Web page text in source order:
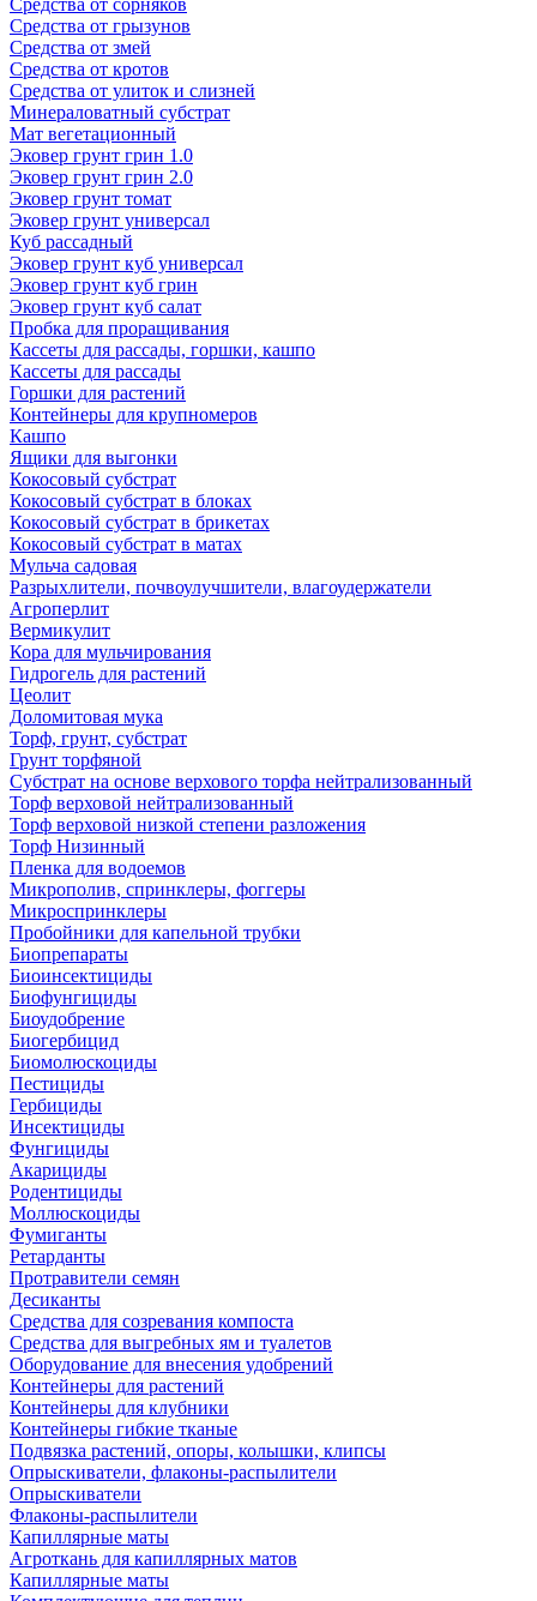
Средства от сорняков
Средства от грызунов
Средства от змей
Средства от кротов
Средства от улиток и слизней
Минераловатный субстрат
Мат вегетационный
Эковер грунт грин 1.0
Эковер грунт грин 2.0
Эковер грунт томат
Эковер грунт универсал
Куб рассадный
Эковер грунт куб универсал
Эковер грунт куб грин
Эковер грунт куб салат
Пробка для проращивания
Кассеты для рассады, горшки, кашпо
Кассеты для рассады
Горшки для растений
Контейнеры для крупномеров
Кашпо
Ящики для выгонки
Кокосовый субстрат
Кокосовый субстрат в блоках
Кокосовый субстрат в брикетах
Кокосовый субстрат в матах
Мульча садовая
Разрыхлители, почвоулучшители, влагоудержатели
Агроперлит
Вермикулит
Кора для мульчирования
Гидрогель для растений
Цеолит
Доломитовая мука
Торф, грунт, субстрат
Грунт торфяной
Субстрат на основе верхового торфа нейтрализованный
Торф верховой нейтрализованный
Торф верховой низкой степени разложения
Торф Низинный
Пленка для водоемов
Микрополив, спринклеры, фоггеры
Микроспринклеры
Пробойники для капельной трубки
Биопрепараты
Биоинсектициды
Биофунгициды
Биоудобрение
Биогербицид
Биомолюскоциды
Пестициды
Гербициды
Инсектициды
Фунгициды
Акарициды
Родентициды
Моллюскоциды
Фумиганты
Ретарданты
Протравители семян
Десиканты
Средства для созревания компоста
Средства для выгребных ям и туалетов
Оборудование для внесения удобрений
Контейнеры для растений
Контейнеры для клубники
Контейнеры гибкие тканые
Подвязка растений, опоры, колышки, клипсы
Опрыскиватели, флаконы-распылители
Опрыскиватели
Флаконы-распылители
Капиллярные маты
Агроткань для капиллярных матов
Капиллярные маты